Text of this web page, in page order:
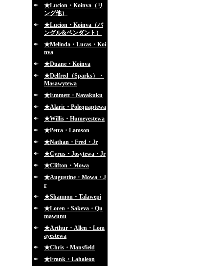
★Lucion・Koinva（リ
ング他）
★Lucion・Koinva（バ
ングル&ペンダント）
★Melinda・Lucas・Koi
nva
★Duane・Koinva
★Delfred（Sparks）・
Masawytewa
★Emmett・Navakuku
★Alaric・Polequaptewa
★Willis・Humeyestewa
★Petra・Lamson
★Nathan・Fred・Jr
★Cyrus・Josytewa・Jr
★Clifton・Mowa
★Augustine・Mowa・J
r
★Shannon・Talawepi
★Loren・Sakeva・Qu
mawunu
★Arthur・Allen・Lom
ayestewa
★Chris・Mansfield
★Frank・Lahaleon